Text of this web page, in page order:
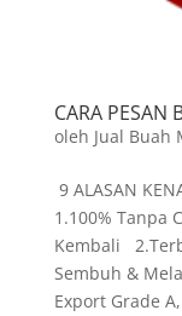
CARA PESAN
oleh Jual Buah
9 ALASAN
1.100% Tanpa
Kembali
Sembuh &
Export Grade